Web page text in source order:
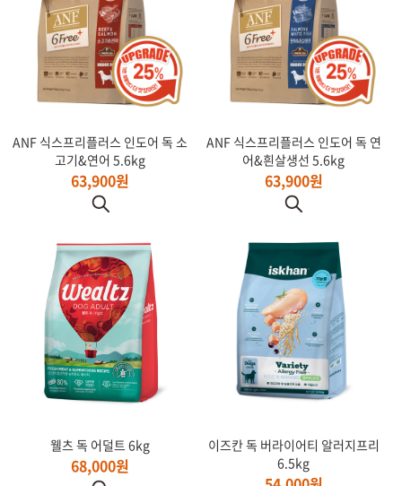
ANF 식스프리플러스 인도어 독 소
고기&연어 5.6kg
63,900원
ANF 식스프리플러스 인도어 독 연
어&흰살생선 5.6kg
63,900원
웰츠 독 어덜트 6kg
68,000원
이즈칸 독 버라이어티 알러지프리
6.5kg